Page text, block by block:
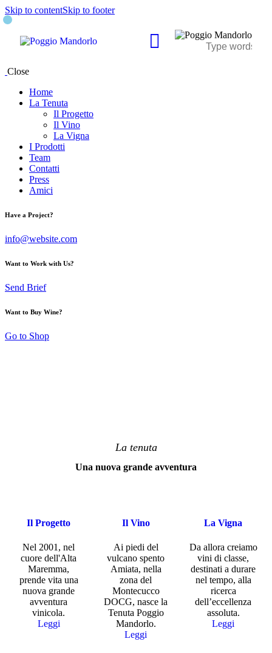
Skip to contentSkip to footer
Close
Home
La Tenuta
Il Progetto
Il Vino
La Vigna
I Prodotti
Team
Contatti
Press
Amici
Have a Project?
info@website.com
Want to Work with Us?
Send Brief
Want to Buy Wine?
Go to Shop
La tenuta
Una nuova grande avventura
Il Progetto
Nel 2001, nel
cuore dell'Alta
Maremma,
prende vita una
nuova grande
avventura
vinicola.
Leggi
Il Vino
Ai piedi del
vulcano spento
Amiata, nella
zona del
Montecucco
DOCG, nasce la
Tenuta Poggio
Mandorlo.
Leggi
La Vigna
Da allora creiamo
vini di classe,
destinati a durare
nel tempo, alla
ricerca
dell’eccellenza
assoluta.
Leggi